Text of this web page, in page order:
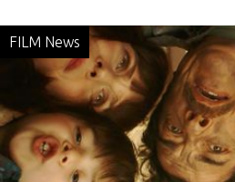
FILM News